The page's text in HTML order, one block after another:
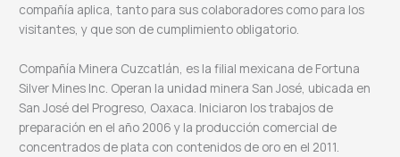
compañía aplica, tanto para sus colaboradores como para los
visitantes, y que son de cumplimiento obligatorio.
Compañía Minera Cuzcatlán, es la filial mexicana de Fortuna
Silver Mines Inc. Operan la unidad minera San José, ubicada en
San José del Progreso, Oaxaca. Iniciaron los trabajos de
preparación en el año 2006 y la producción comercial de
concentrados de plata con contenidos de oro en el 2011.